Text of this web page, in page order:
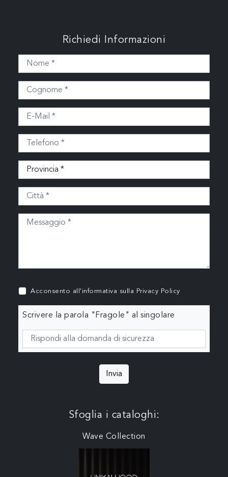
Richiedi Informazioni
Acconsento all'informativa sulla Privacy Policy
Scrivere la parola "Fragole" al singolare
Invia
Sfoglia i cataloghi:
Wave Collection